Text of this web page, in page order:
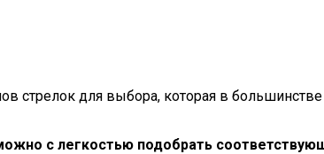
стрелок для выбора, которая в
с легкостью подобрать